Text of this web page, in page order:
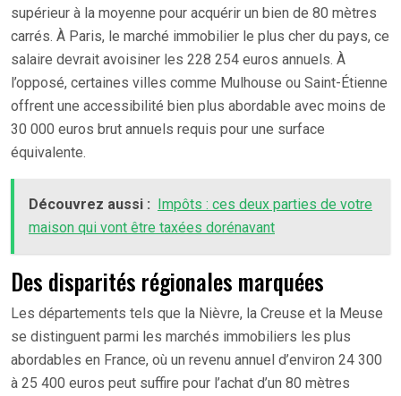
supérieur à la moyenne pour acquérir un bien de 80 mètres
carrés. À Paris, le marché immobilier le plus cher du pays, ce
salaire devrait avoisiner les 228 254 euros annuels. À
l’opposé, certaines villes comme Mulhouse ou Saint-Étienne
offrent une accessibilité bien plus abordable avec moins de
30 000 euros brut annuels requis pour une surface
équivalente.
Découvrez aussi : Impôts : ces deux parties de votre
maison qui vont être taxées dorénavant
Des disparités régionales marquées
Les départements tels que la Nièvre, la Creuse et la Meuse
se distinguent parmi les marchés immobiliers les plus
abordables en France, où un revenu annuel d’environ 24 300
à 25 400 euros peut suffire pour l’achat d’un 80 mètres